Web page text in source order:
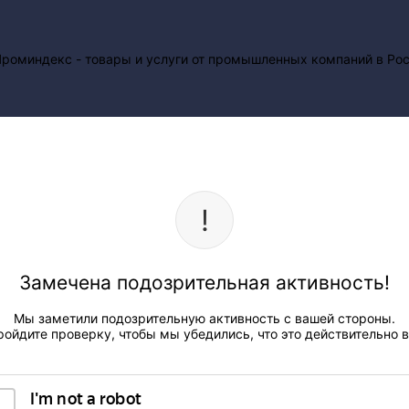
Замечена подозрительная активность!
Мы заметили подозрительную активность с вашей стороны.
проверку, чтобы мы убедились, что это действительно